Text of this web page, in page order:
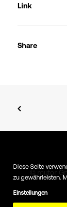
Link
Share
© mutor
Diese Seite
zu gewährleisten.
Einstellungen